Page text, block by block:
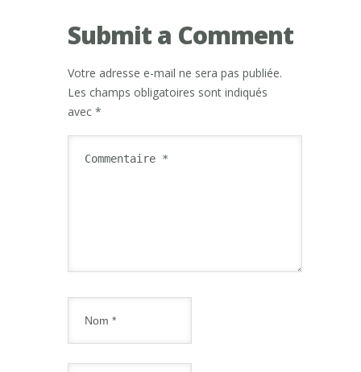
Submit a Comment
Votre adresse e-mail ne sera pas publiée.
Les champs obligatoires sont indiqués
avec *